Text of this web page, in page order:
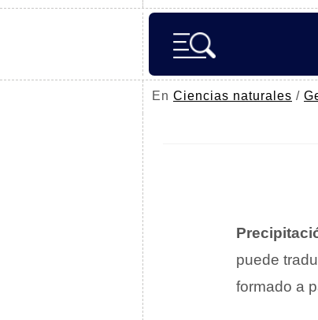
En Ciencias naturales /
puede
formado a